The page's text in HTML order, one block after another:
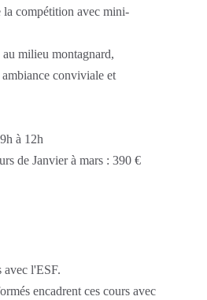
la compétition avec mini-
milieu montagnard,
conviviale et
à 12h
de Janvier à mars : 390 €
avec l'ESF.
encadrent ces cours avec